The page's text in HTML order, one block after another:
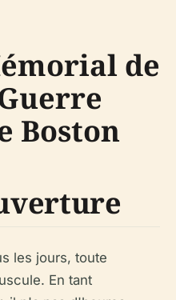
de
Boston
les jours, toute
En tant